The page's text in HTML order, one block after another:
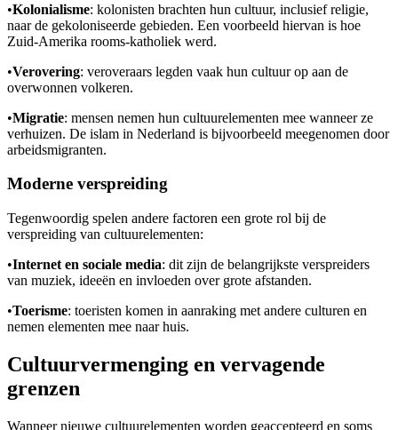
•Kolonialisme: kolonisten brachten hun cultuur, inclusief religie,
naar de gekoloniseerde gebieden. Een voorbeeld hiervan is hoe
Zuid-Amerika rooms-katholiek werd.
•Verovering: veroveraars legden vaak hun cultuur op aan de
overwonnen volkeren.
•Migratie: mensen nemen hun cultuurelementen mee wanneer ze
verhuizen. De islam in Nederland is bijvoorbeeld meegenomen door
arbeidsmigranten.
Moderne verspreiding
Tegenwoordig spelen andere factoren een grote rol bij de
verspreiding van cultuurelementen:
•Internet en sociale media: dit zijn de belangrijkste verspreiders
van muziek, ideeën en invloeden over grote afstanden.
•Toerisme: toeristen komen in aanraking met andere culturen en
nemen elementen mee naar huis.
Cultuurvermenging en vervagende
grenzen
Wanneer nieuwe cultuurelementen worden geaccepteerd en soms